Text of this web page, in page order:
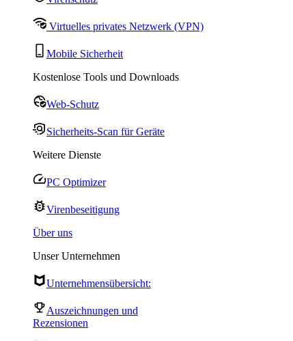
Virtuelles privates Netzwerk (VPN)
Mobile Sicherheit
Kostenlose Tools und Downloads
Web-Schutz
Sicherheits-Scan für Geräte
Weitere Dienste
PC Optimizer
Virenbeseitigung
Über uns
Unser Unternehmen
Unternehmensübersicht:
Auszeichnungen und
Rezensionen